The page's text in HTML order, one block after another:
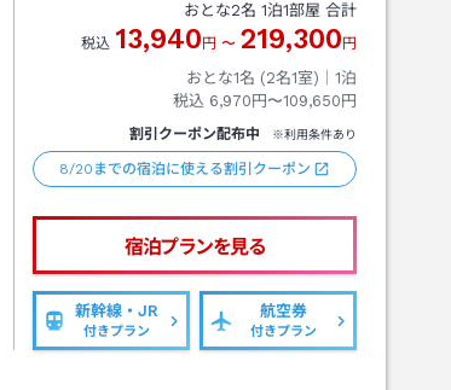
おとな2名 1泊1部屋 合計
税込 13,940 円 〜 219,300 円
おとな1名 (2名1室)｜ 1泊
税込 6,970円〜109,650円
割引クーポン配布中 ※利用条件あり
8/20までの宿泊に使える割引クーポン
宿泊プランを見る
新幹線・JR
付きプラン
航空券
付きプラン